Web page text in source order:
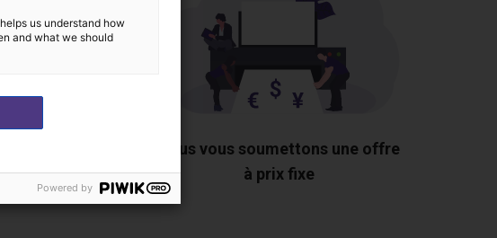
tous les
avec vous
Nous vous soumettons une offre
à prix fixe
us understand how
and what we should
Powered by